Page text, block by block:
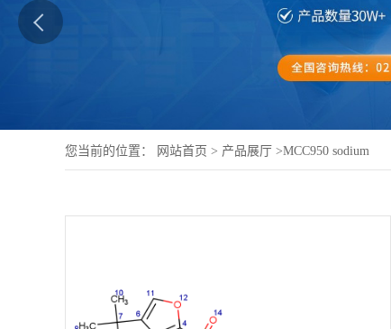
您当前的位置： 网站首页 > 产品展厅 >MCC950 sodium